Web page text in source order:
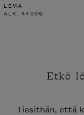
LEMA
ALK. 4400€
Etkö
Tiesithän, että